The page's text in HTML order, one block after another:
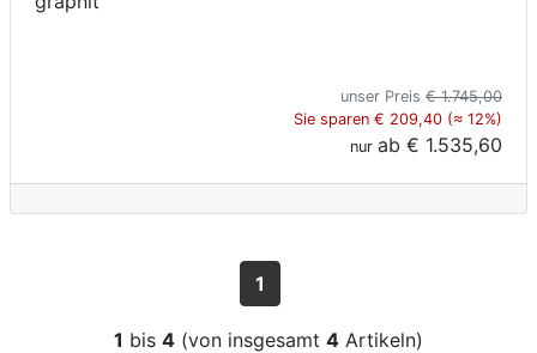
unser Preis € 1.745,00
Sie sparen € 209,40 (≈ 12%)
nur ab € 1.535,60
1
1 bis 4 (von insgesamt 4 Artikeln)